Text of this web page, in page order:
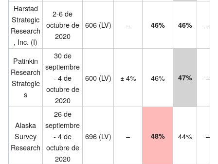
Harstad
Strategic
Research
, Inc. (I)
2-6 de
octubre de
2020
606 (LV) – 46% 46% –
Patinkin
Research
Strategie
s
30 de
septiembre
- 4 de
octubre de
2020
600 (LV) ± 4% 46% 47% –
Alaska
Survey
Research
26 de
septiembre
- 4 de
octubre de
2020
696 (LV) – 48% 44% –